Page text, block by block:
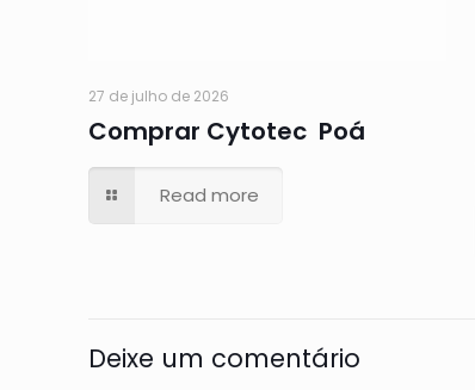
27 de julho de 2026
Comprar Cytotec Poá
Read more
Deixe um comentário